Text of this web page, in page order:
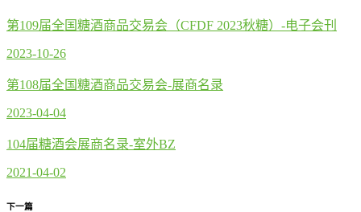
第109届全国糖酒商品交易会（CFDF 2023秋糖）-电子会刊
2023-10-26
第108届全国糖酒商品交易会-展商名录
2023-04-04
104届糖酒会展商名录-室外BZ
2021-04-02
下一篇